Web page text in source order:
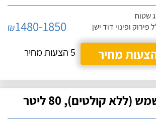
שטוח
ופינוי דוד ישן
₪1480-1850
מחיר
5 הצעות מחיר
קולטים), 80 ליטר